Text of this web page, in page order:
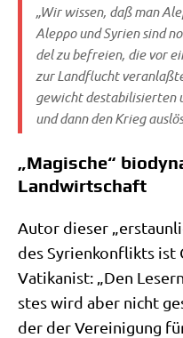
„Wir wis­sen, daß man
Alep­po und Syri­en sind
del zu befrei­en, die vor
zur Land­flucht
ge­wicht desta­bi­li­sier­ten
und dann den Krieg
„Magische“
Landwirtschaft
Autor die­ser
des Syri­en­kon­flikts ist
Vati­ka­nist: „Den
stes wird aber nicht
der der Ver­ei­ni­gung